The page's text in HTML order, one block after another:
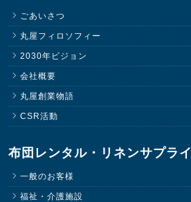
ごあいさつ
丸屋フィロソフィー
2030年ビジョン
会社概要
丸屋創業物語
CSR活動
布団レンタル・リネンサプライ
一般のお客様
福祉・介護施設